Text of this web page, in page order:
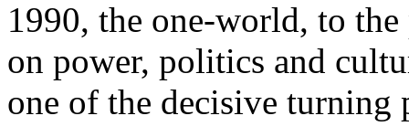
1990, the one-world, to the
on power, politics and
one of the decisive turning